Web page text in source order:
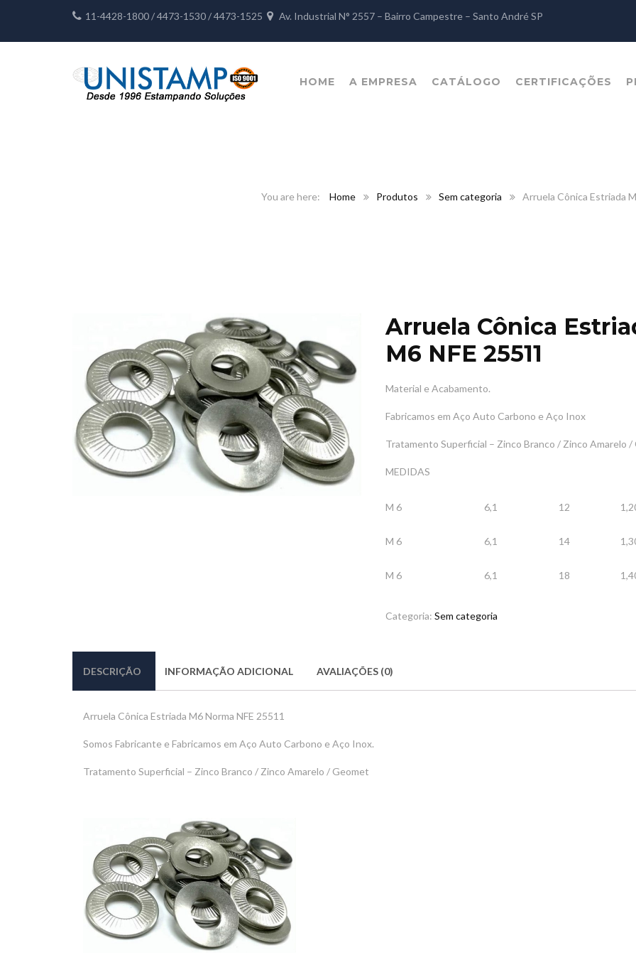
11-4428-1800 / 4473-1530 / 4473-1525 Av. Industrial N° 2557 – Bairro Campestre – Santo André SP
HOME A EMPRESA CATÁLOGO CERTIFICAÇÕES
Home Produtos Sem categoria Arruela Cônica Estriada
Arruela Cônica
M6 NFE 25511
Material e Acabamento.
Fabricamos em Aço Auto Carbono e Aço Inox
Tratamento Superficial – Zinco Branco / Zinco Amarelo /
MEDIDAS
M 6 6,1 12
M 6 6,1 14
M 6 6,1 18
Categoria: Sem categoria
DESCRIÇÃO INFORMAÇÃO ADICIONAL AVALIAÇÕES (0)
Arruela Cônica Estriada M6 Norma NFE 25511
Somos Fabricante e Fabricamos em Aço Auto Carbono e Aço Inox.
Tratamento Superficial – Zinco Branco / Zinco Amarelo / Geomet